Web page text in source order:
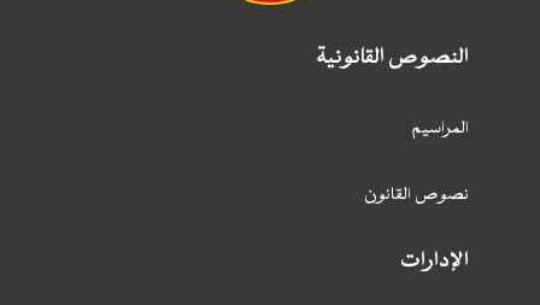
النصوص القانونية
المراسيم
نصوص القانون
الإدارات